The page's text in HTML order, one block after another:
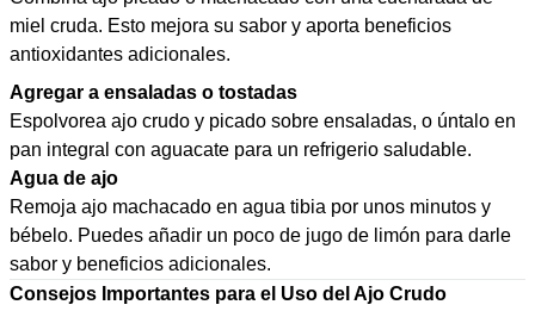
miel cruda. Esto mejora su sabor y aporta beneficios
antioxidantes adicionales.
Agregar a ensaladas o tostadas
Espolvorea ajo crudo y picado sobre ensaladas, o úntalo en
pan integral con aguacate para un refrigerio saludable.
Agua de ajo
Remoja ajo machacado en agua tibia por unos minutos y
bébelo. Puedes añadir un poco de jugo de limón para darle
sabor y beneficios adicionales.
Consejos Importantes para el Uso del Ajo Crudo